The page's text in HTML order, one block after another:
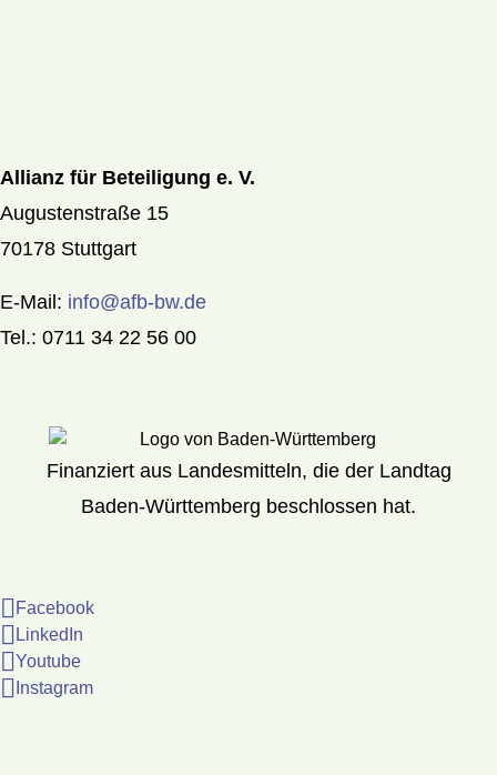
Allianz für Beteiligung e. V.
Augustenstraße 15
70178 Stuttgart
E-Mail: info@afb-bw.de
Tel.: 0711 34 22 56 00
Finanziert aus Landesmitteln, die der Landtag
Baden-Württemberg beschlossen hat.
Facebook
LinkedIn
Youtube
Instagram